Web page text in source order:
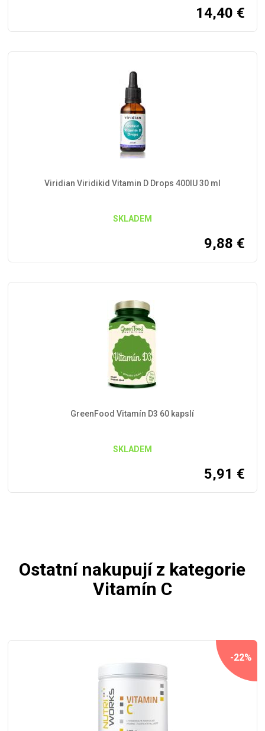
14,40 €
Viridian Viridikid Vitamin D Drops 400IU 30 ml
SKLADEM
9,88 €
GreenFood Vitamín D3 60 kapslí
SKLADEM
5,91 €
Ostatní nakupují z kategorie
Vitamín C
-22%